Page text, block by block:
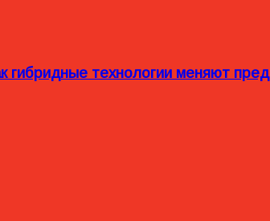
гибридные технологии меняют